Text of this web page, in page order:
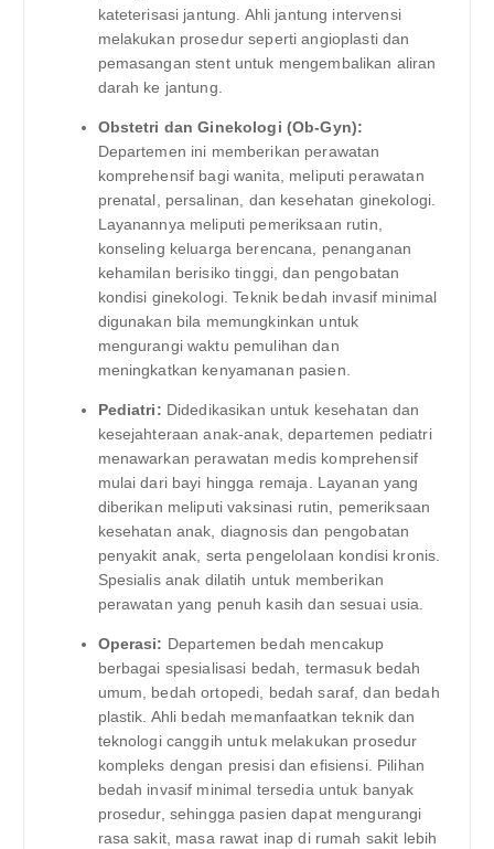
kateterisasi jantung. Ahli jantung intervensi
melakukan prosedur seperti angioplasti dan
pemasangan stent untuk mengembalikan aliran
darah ke jantung.
Obstetri dan Ginekologi (Ob-Gyn):
Departemen ini memberikan perawatan
komprehensif bagi wanita, meliputi perawatan
prenatal, persalinan, dan kesehatan ginekologi.
Layanannya meliputi pemeriksaan rutin,
konseling keluarga berencana, penanganan
kehamilan berisiko tinggi, dan pengobatan
kondisi ginekologi. Teknik bedah invasif minimal
digunakan bila memungkinkan untuk
mengurangi waktu pemulihan dan
meningkatkan kenyamanan pasien.
Pediatri: Didedikasikan untuk kesehatan dan
kesejahteraan anak-anak, departemen pediatri
menawarkan perawatan medis komprehensif
mulai dari bayi hingga remaja. Layanan yang
diberikan meliputi vaksinasi rutin, pemeriksaan
kesehatan anak, diagnosis dan pengobatan
penyakit anak, serta pengelolaan kondisi kronis.
Spesialis anak dilatih untuk memberikan
perawatan yang penuh kasih dan sesuai usia.
Operasi: Departemen bedah mencakup
berbagai spesialisasi bedah, termasuk bedah
umum, bedah ortopedi, bedah saraf, dan bedah
plastik. Ahli bedah memanfaatkan teknik dan
teknologi canggih untuk melakukan prosedur
kompleks dengan presisi dan efisiensi. Pilihan
bedah invasif minimal tersedia untuk banyak
prosedur, sehingga pasien dapat mengurangi
rasa sakit, masa rawat inap di rumah sakit lebih